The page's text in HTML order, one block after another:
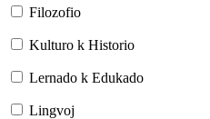
Filozofio
Kulturo k Historio
Lernado k Edukado
Lingvoj